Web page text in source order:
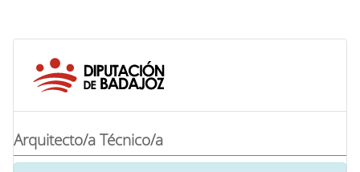
Arquitecto/a Técnico/a